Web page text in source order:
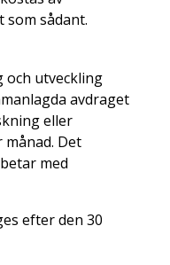
sådant.
och utveckling
avdraget
eller
Det
med
efter den 30